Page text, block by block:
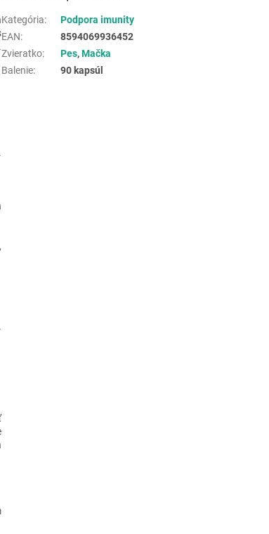
Kategória:
Podpora imunity
EAN:
8594069936452
Zvieratko: Pes,Mačka
Balenie: 90 kapsúl